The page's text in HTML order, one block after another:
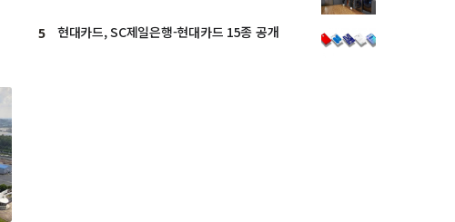
5 현대카드, SC제일은행-현대카드 15종 공개